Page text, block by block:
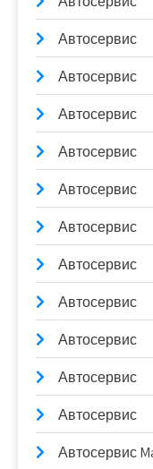
Автосервис
Автосервис
Автосервис
Автосервис
Автосервис
Автосервис
Автосервис
Автосервис
Автосервис
Автосервис
Автосервис
Автосервис